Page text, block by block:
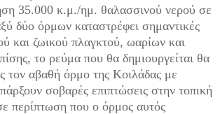
35.000 κ.μ./ημ. θαλασσινού νερού σε
δύο όρμων καταστρέφει σημαντικές
και ζωικού πλαγκτού, ωαρίων και
το ρεύμα που θα δημιουργείται θα
τον αβαθή όρμο της Κοιλάδας με
σοβαρές επιπτώσεις στην τοπική
περίπτωση που ο όρμος αυτός